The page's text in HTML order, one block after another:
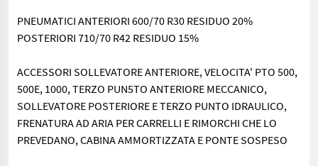
PNEUMATICI ANTERIORI 600/70 R30 RESIDUO 20%
POSTERIORI 710/70 R42 RESIDUO 15%
ACCESSORI SOLLEVATORE ANTERIORE, VELOCITA' PTO 500,
500E, 1000, TERZO PUN5TO ANTERIORE MECCANICO,
SOLLEVATORE POSTERIORE E TERZO PUNTO IDRAULICO,
FRENATURA AD ARIA PER CARRELLI E RIMORCHI CHE LO
PREVEDANO, CABINA AMMORTIZZATA E PONTE SOSPESO